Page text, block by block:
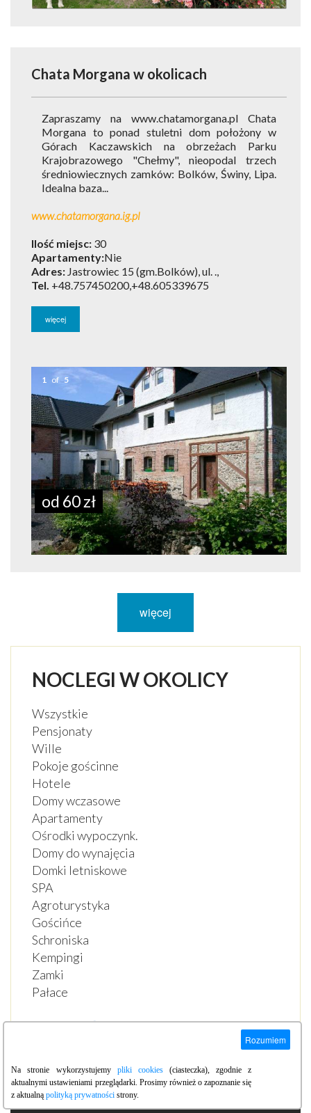
Chata Morgana w okolicach
Zapraszamy na www.chatamorgana.pl Chata
Morgana to ponad stuletni dom położony w
Górach Kaczawskich na obrzeżach Parku
Krajobrazowego "Chełmy", nieopodal trzech
średniowiecznych zamków: Bolków, Świny, Lipa.
Idealna baza...
www.chatamorgana.ig.pl
Ilość miejsc: 30
Apartamenty:Nie
Adres: Jastrowiec 15 (gm.Bolków), ul. .,
Tel. +48.757450200,+48.605339675
więcej
1 of 5
od 60 zł
więcej
NOCLEGI W OKOLICY
Wszystkie
Pensjonaty
Wille
Pokoje gościnne
Hotele
Domy wczasowe
Apartamenty
Ośrodki wypoczynk.
Domy do wynajęcia
Domki letniskowe
SPA
Agroturystyka
Gościńce
Schroniska
Kempingi
Zamki
Pałace
Noclegi w Świeradowie
REKLAMA
Rozumiem
Na stronie wykorzystujemy pliki cookies(ciasteczka), zgodnie z
aktualnymi ustawieniami przeglądarki. Prosimy również o zapoznanie się
z aktualnąpolityką prywatności strony.